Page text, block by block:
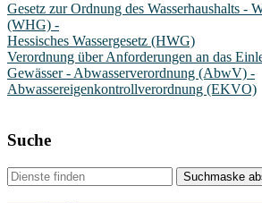
Gesetz zur Ordnung des Wasserhaushalts -
(WHG) -
Hessisches Wassergesetz (HWG)
Verordnung über Anforderungen an das
Gewässer - Abwasserverordnung (AbwV) -
Abwassereigenkontrollverordnung (EKVO)
Suche
Suchmaske